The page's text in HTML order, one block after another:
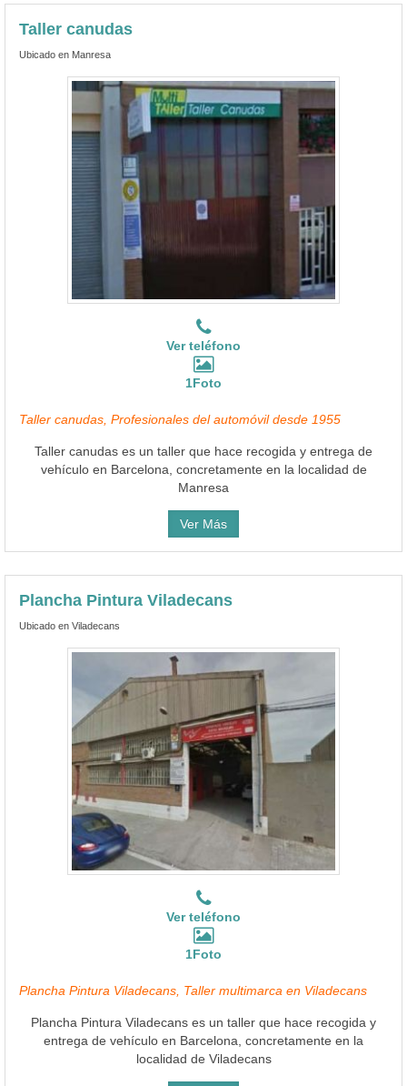
Taller canudas
Ubicado en Manresa
Ver teléfono
1Foto
Taller canudas, Profesionales del automóvil desde 1955
Taller canudas es un taller que hace recogida y entrega de
vehículo en Barcelona, concretamente en la localidad de
Manresa
Ver Más
Plancha Pintura Viladecans
Ubicado en Viladecans
Ver teléfono
1Foto
Plancha Pintura Viladecans, Taller multimarca en Viladecans
Plancha Pintura Viladecans es un taller que hace recogida y
entrega de vehículo en Barcelona, concretamente en la
localidad de Viladecans